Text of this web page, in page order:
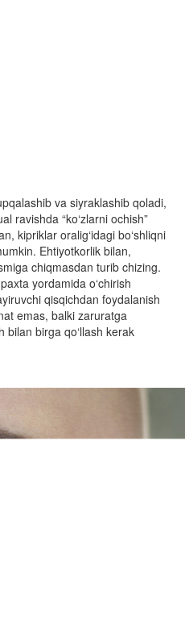
va siyraklashib qoladi,
ravishda “ko‘zlarni ochish”
kipriklar oralig‘idagi bo‘shliqni
Ehtiyotkorlik bilan,
chiqmasdan turib chizing.
yordamida o‘chirish
qisqichdan foydalanish
emas, balki zaruratga
bilan birga qo‘llash kerak